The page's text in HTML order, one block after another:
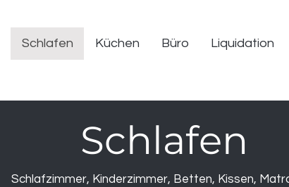
Schlafen Küchen Büro Liquidation
Schlafen
Schlafzimmer, Kinderzimmer, Betten, Kissen,